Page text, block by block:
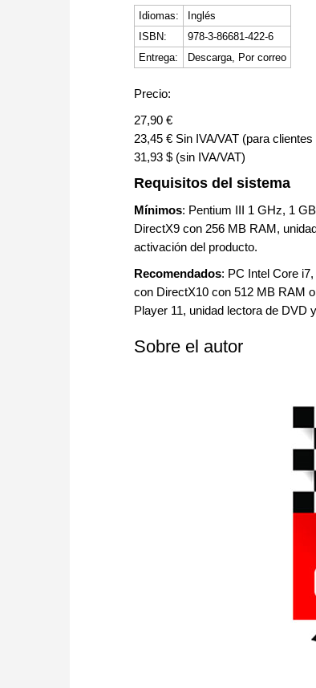
Idiomas:
Inglés
ISBN:
978-3-86681-422-6
Entrega:
Descarga, Por correo
Precio:
27,90 €
23,45 € Sin IVA/VAT (para
31,93 $ (sin IVA/VAT)
Requisitos del sistema
Mínimos: Pentium III 1 GHz, 1
DirectX9 con 256 MB RAM,
activación del producto.
Recomendados: PC Intel Core
con DirectX10 con 512 MB RAM
Player 11, unidad lectora de DVD
Sobre el autor